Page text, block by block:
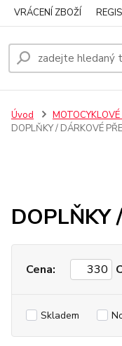
VRÁCENÍ ZBOŽÍ
Úvod
DOPLŇKY / DÁRKOVÉ
DOPLŇKY
Cena:
Skladem